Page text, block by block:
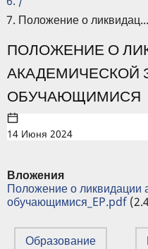
Положение о ликвидац...
ПОЛОЖЕНИЕ О
АКАДЕМИЧЕСКОЙ
ОБУЧАЮЩИМИСЯ
14 Июня 2024
Вложения
Положение о ликвидации
обучающимися_EP.pdf
Образование